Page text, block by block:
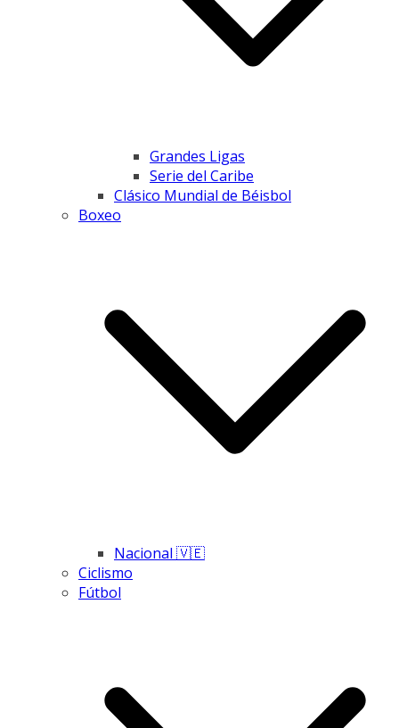
Grandes Ligas
Serie del Caribe
Clásico Mundial de Béisbol
Boxeo
Nacional 🇻🇪
Ciclismo
Fútbol